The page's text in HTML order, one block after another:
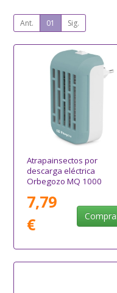
Ant. 01 Sig.
Atrapainsectos por
descarga eléctrica
Orbegozo MQ 1000
7,79
€